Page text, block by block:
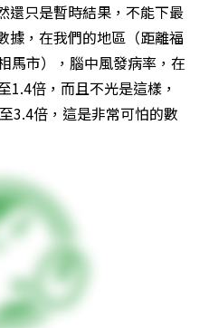
還只是暫時結果，不能下最
據，在我們的地區（距離福
馬市），腦中風發病率，在
1.4倍，而且不光是這樣，
3.4倍，這是非常可怕的數